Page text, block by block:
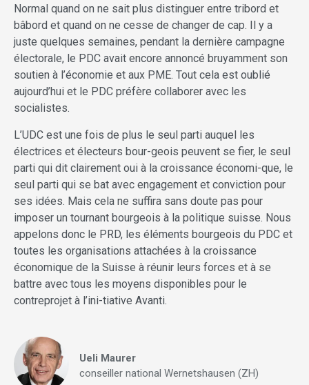
Normal quand on ne sait plus distinguer entre tribord et
bâbord et quand on ne cesse de changer de cap. Il y a
juste quelques semaines, pendant la dernière campagne
électorale, le PDC avait encore annoncé bruyamment son
soutien à l’économie et aux PME. Tout cela est oublié
aujourd’hui et le PDC préfère collaborer avec les
socialistes.
L’UDC est une fois de plus le seul parti auquel les
électrices et électeurs bour-geois peuvent se fier, le seul
parti qui dit clairement oui à la croissance économi-que, le
seul parti qui se bat avec engagement et conviction pour
ses idées. Mais cela ne suffira sans doute pas pour
imposer un tournant bourgeois à la politique suisse. Nous
appelons donc le PRD, les éléments bourgeois du PDC et
toutes les organisations attachées à la croissance
économique de la Suisse à réunir leurs forces et à se
battre avec tous les moyens disponibles pour le
contreprojet à l’ini-tiative Avanti.
Ueli Maurer
conseiller national Wernetshausen (ZH)